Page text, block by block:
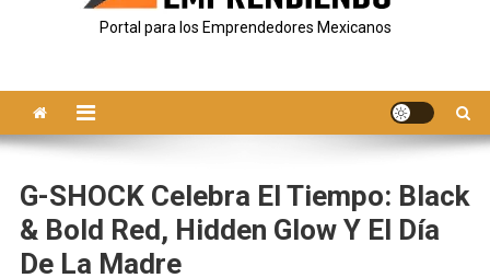
Portal para los Emprendedores Mexicanos
G-SHOCK Celebra El Tiempo: Black
& Bold Red, Hidden Glow Y El Día
De La Madre